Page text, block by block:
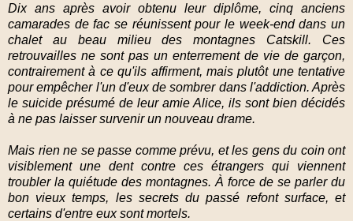
Dix ans après avoir obtenu leur diplôme, cinq anciens
camarades de fac se réunissent pour le week-end dans un
chalet au beau milieu des montagnes Catskill. Ces
retrouvailles ne sont pas un enterrement de vie de garçon,
contrairement à ce qu'ils affirment, mais plutôt une tentative
pour empêcher l'un d'eux de sombrer dans l'addiction. Après
le suicide présumé de leur amie Alice, ils sont bien décidés
à ne pas laisser survenir un nouveau drame.
Mais rien ne se passe comme prévu, et les gens du coin ont
visiblement une dent contre ces étrangers qui viennent
troubler la quiétude des montagnes. À force de se parler du
bon vieux temps, les secrets du passé refont surface, et
certains d'entre eux sont mortels.